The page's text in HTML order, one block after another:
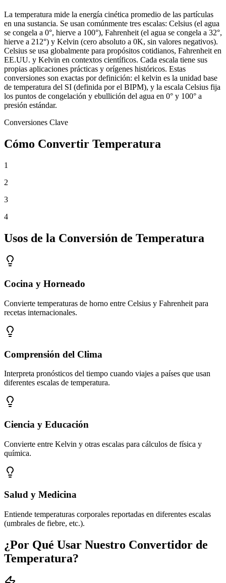
La temperatura mide la energía cinética promedio de las partículas
en una sustancia. Se usan comúnmente tres escalas: Celsius (el agua
se congela a 0°, hierve a 100°), Fahrenheit (el agua se congela a 32°,
hierve a 212°) y Kelvin (cero absoluto a 0K, sin valores negativos).
Celsius se usa globalmente para propósitos cotidianos, Fahrenheit en
EE.UU. y Kelvin en contextos científicos. Cada escala tiene sus
propias aplicaciones prácticas y orígenes históricos. Estas
conversiones son exactas por definición: el kelvin es la unidad base
de temperatura del SI (definida por el BIPM), y la escala Celsius fija
los puntos de congelación y ebullición del agua en 0° y 100° a
presión estándar.
Conversiones Clave
Cómo Convertir Temperatura
1
2
3
4
Usos de la Conversión de Temperatura
Cocina y Horneado
Convierte temperaturas de horno entre Celsius y Fahrenheit para
recetas internacionales.
Comprensión del Clima
Interpreta pronósticos del tiempo cuando viajes a países que usan
diferentes escalas de temperatura.
Ciencia y Educación
Convierte entre Kelvin y otras escalas para cálculos de física y
química.
Salud y Medicina
Entiende temperaturas corporales reportadas en diferentes escalas
(umbrales de fiebre, etc.).
¿Por Qué Usar Nuestro Convertidor de
Temperatura?